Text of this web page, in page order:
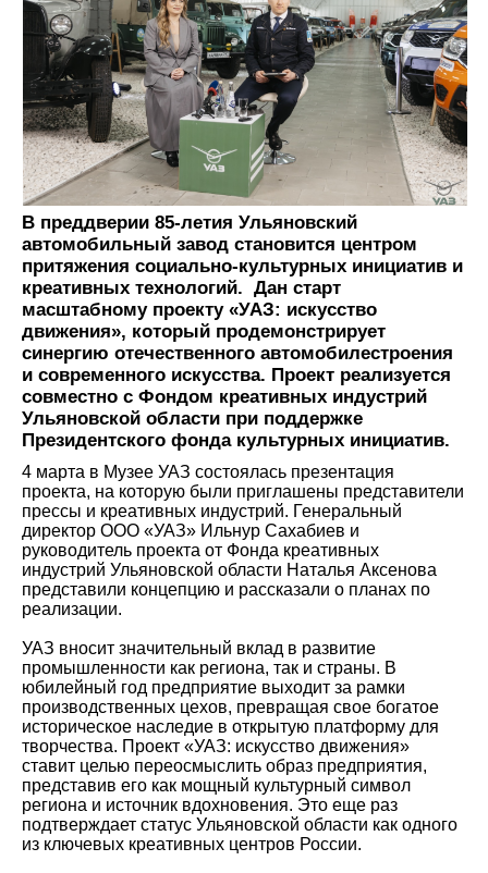
В преддверии 85-летия Ульяновский
автомобильный завод становится центром
притяжения социально-культурных инициатив и
креативных технологий. Дан старт
масштабному проекту «УАЗ: искусство
движения», который продемонстрирует
синергию отечественного автомобилестроения
и современного искусства. Проект реализуется
совместно с Фондом креативных индустрий
Ульяновской области при поддержке
Президентского фонда культурных инициатив.
4 марта в Музее УАЗ состоялась презентация
проекта, на которую были приглашены представители
прессы и креативных индустрий. Генеральный
директор ООО «УАЗ» Ильнур Сахабиев и
руководитель проекта от Фонда креативных
индустрий Ульяновской области Наталья Аксенова
представили концепцию и рассказали о планах по
реализации.
УАЗ вносит значительный вклад в развитие
промышленности как региона, так и страны. В
юбилейный год предприятие выходит за рамки
производственных цехов, превращая свое богатое
историческое наследие в открытую платформу для
творчества. Проект «УАЗ: искусство движения»
ставит целью переосмыслить образ предприятия,
представив его как мощный культурный символ
региона и источник вдохновения. Это еще раз
подтверждает статус Ульяновской области как одного
из ключевых креативных центров России.